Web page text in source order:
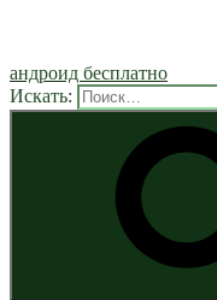
андроид бесплатно
Искать: